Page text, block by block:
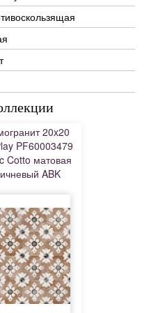
20x20
PF60003479
Cotto матовая
ABK